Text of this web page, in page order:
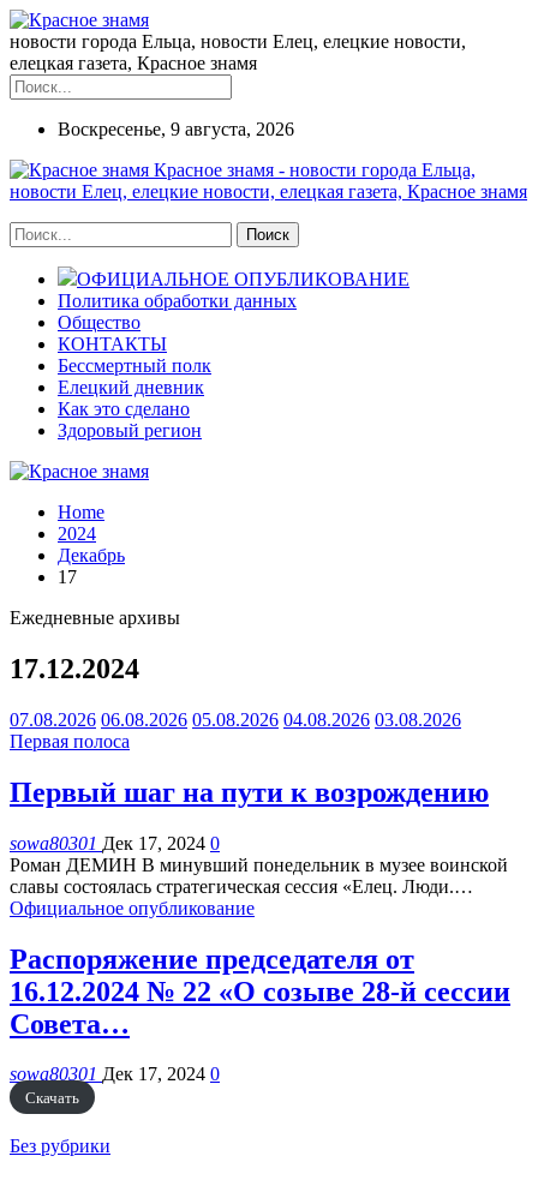
новости города Ельца, новости Елец, елецкие новости,
елецкая газета, Красное знамя
Воскресенье, 9 августа, 2026
Красное знамя - новости города Ельца,
новости Елец, елецкие новости, елецкая газета, Красное знамя
ОФИЦИАЛЬНОЕ ОПУБЛИКОВАНИЕ
Политика обработки данных
Общество
КОНТАКТЫ
Бессмертный полк
Елецкий дневник
Как это сделано
Здоровый регион
Home
2024
Декабрь
17
Ежедневные архивы
17.12.2024
07.08.2026 06.08.2026 05.08.2026 04.08.2026 03.08.2026
Первая полоса
Первый шаг на пути к возрождению
sowa80301 Дек 17, 2024 0
Роман ДЕМИН В минувший понедельник в музее воинской
славы состоялась стратегическая сессия «Елец. Люди.…
Официальное опубликование
Распоряжение председателя от
16.12.2024 № 22 «О созыве 28-й сессии
Совета…
sowa80301 Дек 17, 2024 0
Скачать
Без рубрики